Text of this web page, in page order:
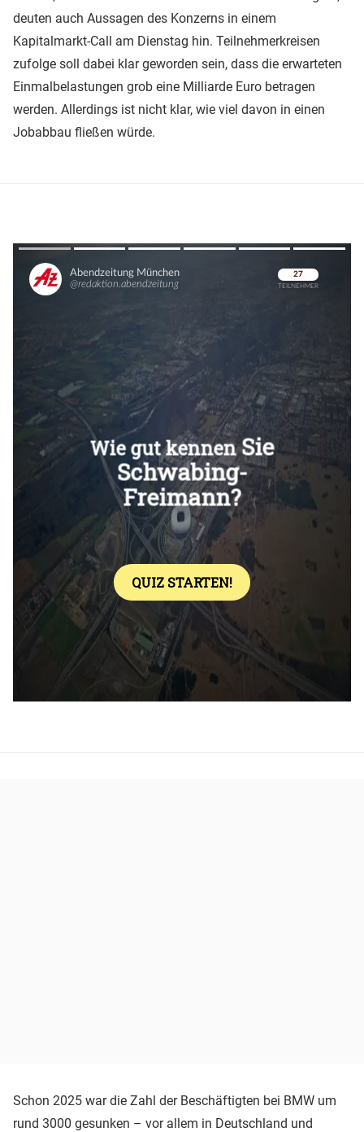
deuten auch Aussagen des Konzerns in einem
Kapitalmarkt-Call am Dienstag hin. Teilnehmerkreisen
zufolge soll dabei klar geworden sein, dass die erwarteten
Einmalbelastungen grob eine Milliarde Euro betragen
werden. Allerdings ist nicht klar, wie viel davon in einen
Jobabbau fließen würde.
Überspringen
Überspringen
Schon 2025 war die Zahl der Beschäftigten bei BMW um
rund 3000 gesunken – vor allem in Deutschland und